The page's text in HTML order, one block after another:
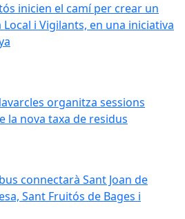
inicien el camí per crear un
i Vigilants, en una iniciativa
organitza sessions
la nova taxa de residus
connectarà Sant Joan de
Sant Fruitós de Bages i